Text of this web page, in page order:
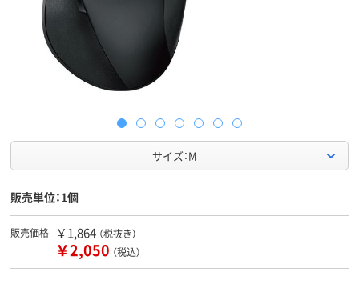
サイズ：M
販売単位：1個
販売価格 ￥1,864 （税抜き）
￥2,050 （税込）